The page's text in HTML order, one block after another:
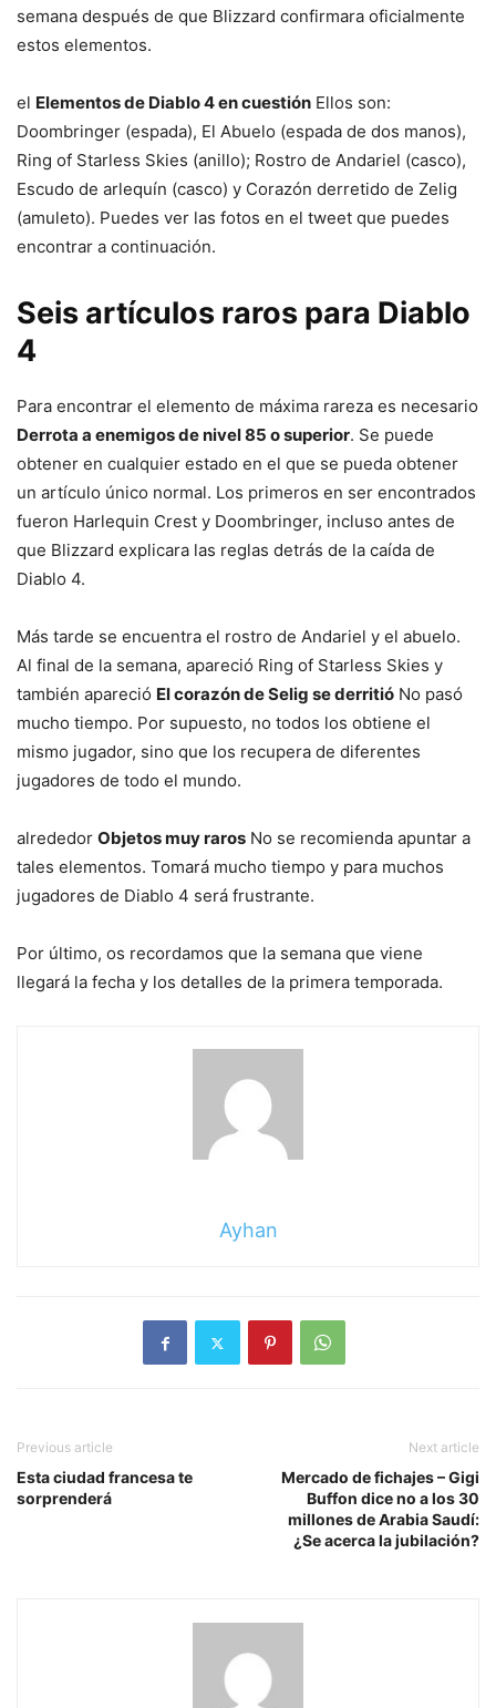
semana después de que Blizzard confirmara oficialmente
estos elementos.
el Elementos de Diablo 4 en cuestión Ellos son:
Doombringer (espada), El Abuelo (espada de dos manos),
Ring of Starless Skies (anillo); Rostro de Andariel (casco),
Escudo de arlequín (casco) y Corazón derretido de Zelig
(amuleto). Puedes ver las fotos en el tweet que puedes
encontrar a continuación.
Seis artículos raros para Diablo
4
Para encontrar el elemento de máxima rareza es necesario
Derrota a enemigos de nivel 85 o superior. Se puede
obtener en cualquier estado en el que se pueda obtener
un artículo único normal. Los primeros en ser encontrados
fueron Harlequin Crest y Doombringer, incluso antes de
que Blizzard explicara las reglas detrás de la caída de
Diablo 4.
Más tarde se encuentra el rostro de Andariel y el abuelo.
Al final de la semana, apareció Ring of Starless Skies y
también apareció El corazón de Selig se derritió No pasó
mucho tiempo. Por supuesto, no todos los obtiene el
mismo jugador, sino que los recupera de diferentes
jugadores de todo el mundo.
alrededor Objetos muy raros No se recomienda apuntar a
tales elementos. Tomará mucho tiempo y para muchos
jugadores de Diablo 4 será frustrante.
Por último, os recordamos que la semana que viene
llegará la fecha y los detalles de la primera temporada.
Ayhan
Previous article
Esta ciudad francesa te
sorprenderá
Next article
Mercado de fichajes – Gigi
Buffon dice no a los 30
millones de Arabia Saudí:
¿Se acerca la jubilación?